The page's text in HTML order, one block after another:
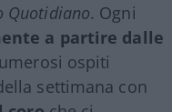
Quotidiano. Ogni
a partire dalle
ospiti
settimana con